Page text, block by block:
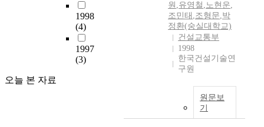
1998
(4)
1997
(3)
오늘 본 자료
원 ,유영철 ,노현운,
조민태 ,조형문,박
정환(숭실대학교)
건설교통부
1998
한국건설기술연
구원
원문보
기